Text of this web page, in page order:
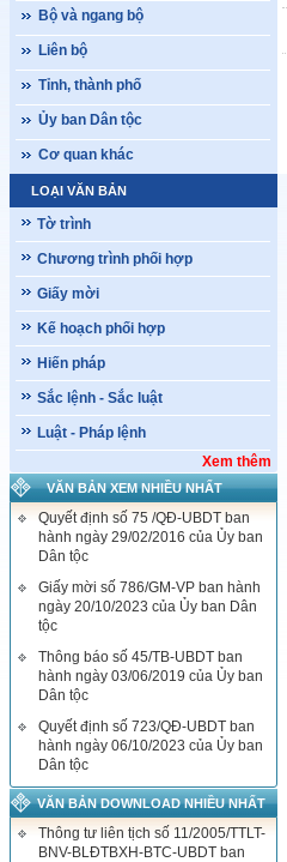
Bộ và ngang bộ
Liên bộ
Tỉnh, thành phố
Ủy ban Dân tộc
Cơ quan khác
LOẠI VĂN BẢN
Tờ trình
Chương trình phối hợp
Giấy mời
Kế hoạch phối hợp
Hiến pháp
Sắc lệnh - Sắc luật
Luật - Pháp lệnh
Xem thêm
VĂN BẢN XEM NHIỀU NHẤT
Quyết định số 75 /QĐ-UBDT ban
hành ngày 29/02/2016 của Ủy ban
Dân tộc
Giấy mời số 786/GM-VP ban hành
ngày 20/10/2023 của Ủy ban Dân
tộc
Thông báo số 45/TB-UBDT ban
hành ngày 03/06/2019 của Ủy ban
Dân tộc
Quyết định số 723/QĐ-UBDT ban
hành ngày 06/10/2023 của Ủy ban
Dân tộc
VĂN BẢN DOWNLOAD NHIỀU NHẤT
Thông tư liên tịch số 11/2005/TTLT-
BNV-BLĐTBXH-BTC-UBDT ban